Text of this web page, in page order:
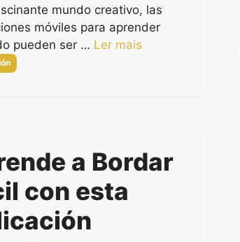
mundo creativo, las
móviles para aprender
pueden ser … Ler mais
a Bordar
con esta